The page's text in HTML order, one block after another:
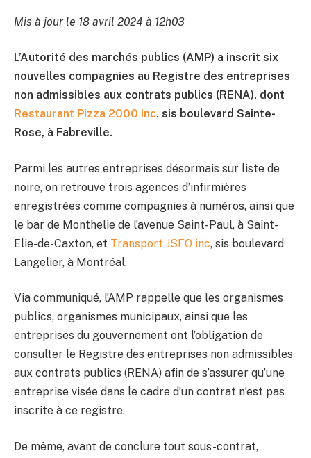
Mis à jour le 18 avril 2024 à 12h03
L’Autorité des marchés publics (AMP) a inscrit six
nouvelles compagnies au Registre des entreprises
non admissibles aux contrats publics (RENA), dont
Restaurant Pizza 2000 inc. sis boulevard Sainte-
Rose, à Fabreville.
Parmi les autres entreprises désormais sur liste de
noire, on retrouve trois agences d’infirmières
enregistrées comme compagnies à numéros, ainsi que
le bar de Monthelie de l’avenue Saint-Paul, à Saint-
Elie-de-Caxton, et Transport JSFO inc, sis boulevard
Langelier, à Montréal.
Via communiqué, l’AMP rappelle que les organismes
publics, organismes municipaux, ainsi que les
entreprises du gouvernement ont l’obligation de
consulter le Registre des entreprises non admissibles
aux contrats publics (RENA) afin de s’assurer qu’une
entreprise visée dans le cadre d’un contrat n’est pas
inscrite à ce registre.
De même, avant de conclure tout sous-contrat,